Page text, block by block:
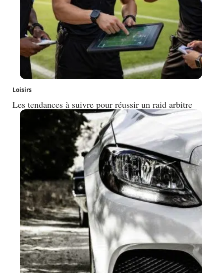
Loisirs
Les tendances à suivre pour réussir un raid arbitre